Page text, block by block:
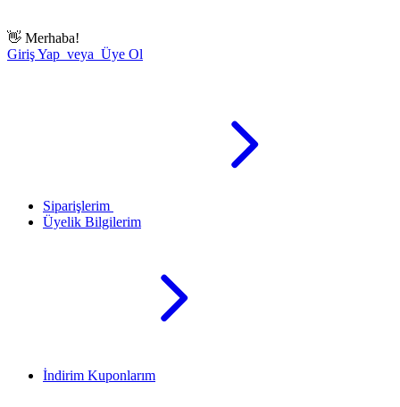
👋 Merhaba!
Giriş Yap veya Üye Ol
Siparişlerim
Üyelik Bilgilerim
İndirim Kuponlarım